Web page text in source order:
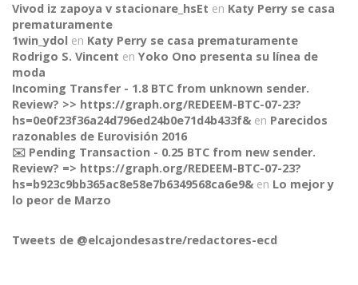
CONNECT
Vivod iz zapoya v stacionare_hsEt en Katy Perry se casa
prematuramente
1win_ydol en Katy Perry se casa prematuramente
Rodrigo S. Vincent en Yoko Ono presenta su línea de
moda
Incoming Transfer - 1.8 BTC from unknown sender.
Review? >> https://graph.org/REDEEM-BTC-07-23?
hs=0e0f23f36a24d796ed24b0e71d4b433f& en Parecidos
razonables de Eurovisión 2016
✉️ Pending Transaction - 0.25 BTC from new sender.
Review? => https://graph.org/REDEEM-BTC-07-23?
hs=b923c9bb365ac8e58e7b6349568ca6e9& en Lo mejor y
lo peor de Marzo
Tweets de @elcajondesastre/redactores-ecd